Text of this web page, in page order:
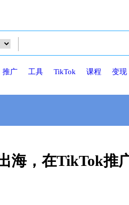
推广 工具 TikTok 课程 变现
海，在TikTok推